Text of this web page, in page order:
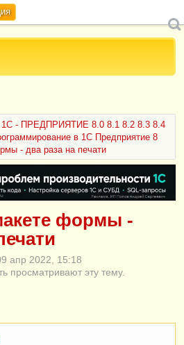
- ПРЕДПРИЯТИЕ 8.0 8.1 8.2 8.3 8.4
в 1С Предприятие 8
- два раза на печати
формы -
апр 2022, 15:18
просматривают эту тему.